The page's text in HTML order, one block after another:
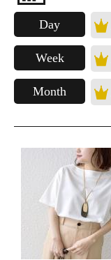
Day
Week
Month